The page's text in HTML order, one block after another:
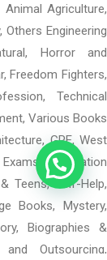
Animal Agriculture,
Engineering
Horror and
Freedom Fighters,
Technical
Various Books
GRE, West
Preparation
Teens, Self-Help,
Books, Mystery,
Biographies &
Outsourcing,